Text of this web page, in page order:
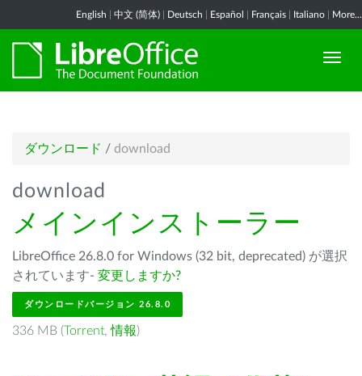
English 中文 (简体) Deutsch Español Français Italiano More...
ダウンロード / download
download
メインインストーラー
LibreOffice 26.8.0 for Windows (32 bit, deprecated) が選択
されています- 変更しますか?
ダウンロードバージョン 26.8.0
336 MB (Torrent,情報)